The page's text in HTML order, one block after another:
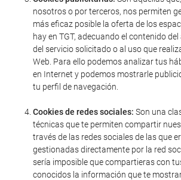
nosotros o por terceros, nos permiten
más eficaz posible la oferta de los
hay en TGT, adecuando el contenido
del servicio solicitado o al uso que
Web. Para ello podemos analizar tus
en Internet y podemos mostrarle
tu perfil de navegación.
Cookies de redes sociales: Son una
técnicas que te permiten compartir
través de las redes sociales de las que
gestionadas directamente por la red
sería imposible que compartieras con
conocidos la información que te